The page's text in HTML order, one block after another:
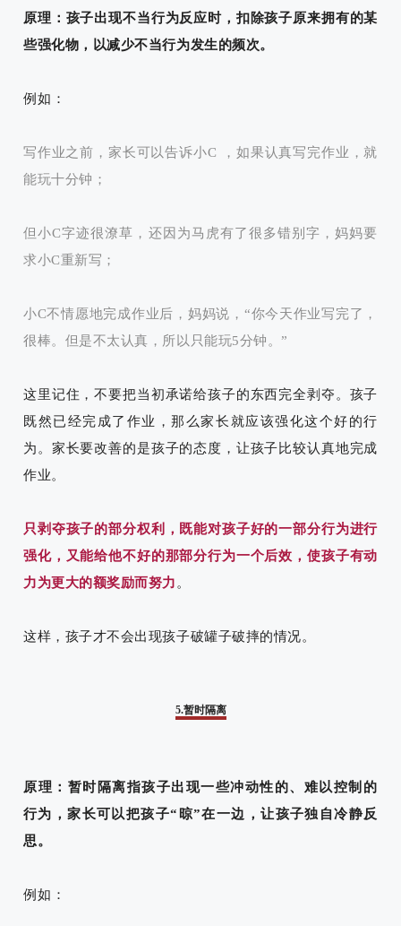
原理：孩子出现不当行为反应时，扣除孩子原来拥有的某
些强化物，以减少不当行为发生的频次。
例如：
写作业之前，家长可以告诉小C ，如果认真写完作业，就
能玩十分钟；
但小C字迹很潦草，还因为马虎有了很多错别字，妈妈要
求小C重新写；
小C不情愿地完成作业后，妈妈说，“你今天作业写完了，
很棒。但是不太认真，所以只能玩5分钟。”
这里记住，不要把当初承诺给孩子的东西完全剥夺。孩子
既然已经完成了作业，那么家长就应该强化这个好的行
为。家长要改善的是孩子的态度，让孩子比较认真地完成
作业。
只剥夺孩子的部分权利，既能对孩子好的一部分行为进行
强化，又能给他不好的那部分行为一个后效，使孩子有动
力为更大的额奖励而努力 。
这样，孩子才不会出现孩子破罐子破摔的情况。
5.暂时隔离
原理：暂时隔离指孩子出现一些冲动性的、难以控制的
行为，家长可以把孩子“晾”在一边，让孩子独自冷静反
思。
例如：